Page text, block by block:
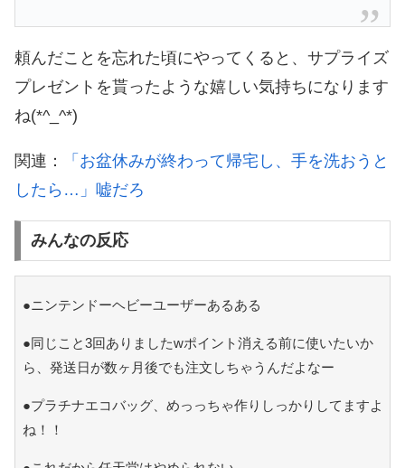
頼んだことを忘れた頃にやってくると、サプライズ
プレゼントを貰ったような嬉しい気持ちになります
ね(*^_^*)
関連：
「お盆休みが終わって帰宅し、手を洗おうと
したら…」嘘だろ
みんなの反応
●ニンテンドーヘビーユーザーあるある
●同じこと3回ありましたwポイント消える前に使いたいか
ら、発送日が数ヶ月後でも注文しちゃうんだよなー
●プラチナエコバッグ、めっっちゃ作りしっかりしてますよ
ね！！